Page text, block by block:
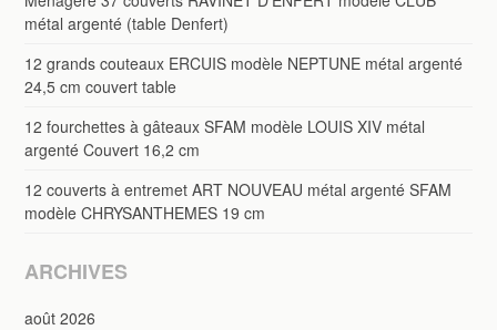
métal argenté (table Denfert)
12 grands couteaux ERCUIS modèle NEPTUNE métal argenté
24,5 cm couvert table
12 fourchettes à gâteaux SFAM modèle LOUIS XIV métal
argenté Couvert 16,2 cm
12 couverts à entremet ART NOUVEAU métal argenté SFAM
modèle CHRYSANTHEMES 19 cm
ARCHIVES
août 2026